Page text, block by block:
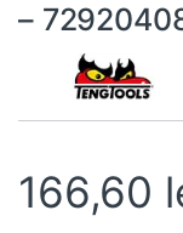
–
166,60